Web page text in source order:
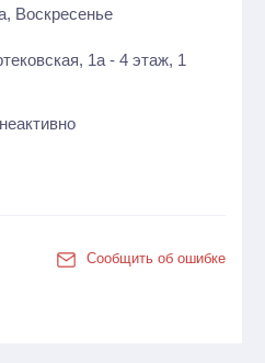
Воскресенье
1а - 4 этаж, 1
Сообщить об ошибке